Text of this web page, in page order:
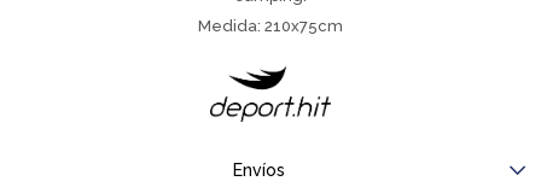
Medida: 210x75cm
Envíos